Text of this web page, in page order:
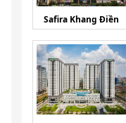
Safira Khang Điền